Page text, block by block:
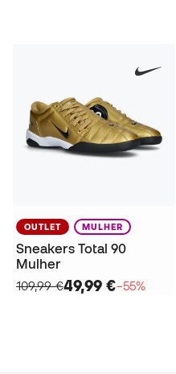
OUTLET MULHER
Sneakers Total 90
Mulher
109,99 €49,99 €−55%